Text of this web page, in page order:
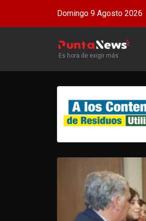
Domingo 9 Agosto 2026
Es hora de exigir más